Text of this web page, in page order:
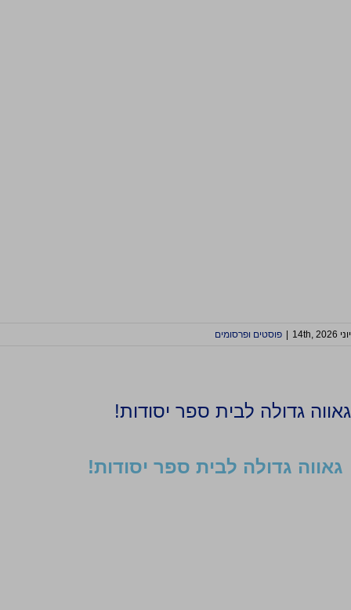
יוני 14th, 2026 פוסטים ופרסומים
גאווה גדולה לבית ספר יסודות!
גאווה גדולה לבית ספר יסודות!